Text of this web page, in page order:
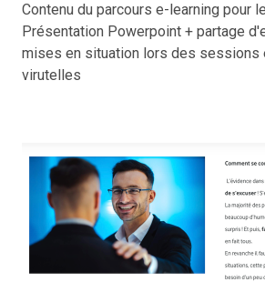
Contenu du parcours e-learning pour
Présentation Powerpoint + partage
mises en situation lors des sessions
virutelles